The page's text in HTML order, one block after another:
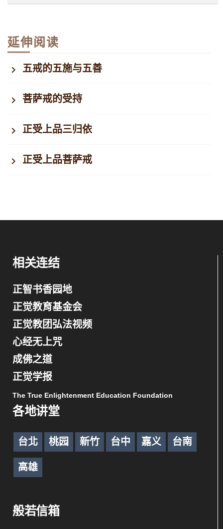
延伸阅读
五戒的五施与五善
菩萨戒的受持
正受上品三归依
正受上品菩萨戒
相关连结
正智书香园地
正觉教育基金会
正觉教团弘法视频
心经无上咒
成佛之道
正觉学报
The True Enlightenment Education Foundation
各地讲堂
台北 桃园 新竹 台中 嘉义 台南
高雄
般若信箱